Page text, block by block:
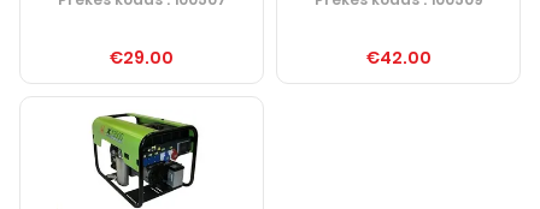
€29.00 €42.00